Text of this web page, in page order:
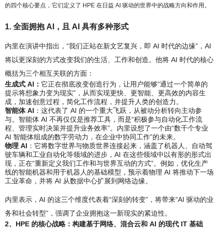
的四个核心要点，它们定义了 HPE 在日益 AI 驱动的世界中的战略方向和作用。
1. 全面拥抱 AI，且 AI 具有多种形式
内里在演讲中指出，“我们正站在新文艺复兴，即 AI 时代的边缘”，AI
将以更深刻的方式改变我们的生活、工作和创造。他将 AI 时代的核心
概括为三个相互关联的方面：
生成式 AI： 它正在彻底改变创造行为，让用户能够“通过一个简单的
提示将想象力变为现实”，从而实现更快、更智能、更高效的内容生
成，加速创意过程，简化工作流程，并提升人类的创造力。
智能体 AI ：这代表了 AI 的一个重大飞跃，从被动分析转向主动参
与。智能体 AI 不再仅仅是推荐工具，而是“积极参与自动化工作流
程、管理实时决策并提升业务效率”。内里设想了一个由“数千个专业
AI 智能体组成的数字劳动力，在企业中协同工作”的未来。
物理 AI ：它将数字世界与物质世界连接起来，涵盖了机器人、自动驾
驶车辆和工业自动化等领域的进步，AI 在这些领域中以有形的形式出
现，正在“重新定义我们工作和与世界互动的方式”。例如，优化生产
线的智能机器和用于机器人的基础模型，预示着物理 AI 将推动下一场
工业革命，并将 AI 从数据中心扩展到网络边缘。
内里表示，AI 的这三个维度代表着“深刻的转变”，将带来“AI 驱动的业
务和社会转型”，强调了企业拥抱这一新现实的紧迫性。
2、HPE 的核心战略：构建基于网络、混合云和 AI 的现代 IT 基础